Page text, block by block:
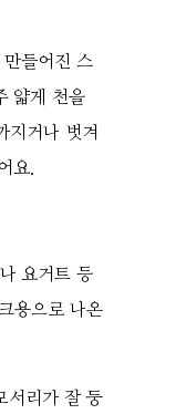
들어진 스
얇게 천을
지거나 벗겨
요.
요거트 등
용으로 나온
서리가 잘 둥